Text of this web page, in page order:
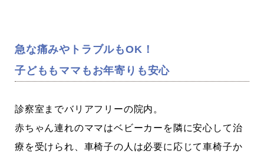
急な痛みやトラブルもOK！
子どももママもお年寄りも安心
診察室までバリアフリーの院内。
赤ちゃん連れのママはベビーカーを隣に安心して治
療を受けられ、車椅子の人は必要に応じて車椅子か